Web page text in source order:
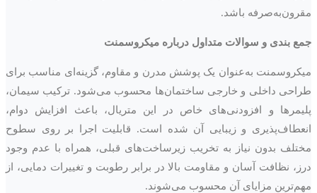
مقرون‌به‌صرفه باشد.
جمع بندی و سوالات متداول درباره میکروسمنت
میکروسمنت به‌عنوان یک پوشش مدرن و مقاوم، گزینه‌ای مناسب برای
طراحی داخلی و خارجی ساختمان‌ها محسوب می‌شود. ترکیب سیمان،
پلیمرها و افزودنی‌های خاص در این متریال، باعث افزایش دوام،
انعطاف‌پذیری و زیبایی آن شده است. قابلیت اجرا بر روی سطوح
مختلف بدون نیاز به تخریب زیرساخت‌های قبلی، همراه با عدم وجود
درز، نظافت آسان و مقاومت بالا در برابر رطوبت و تغییرات دمایی، از
مهم‌ترین مزایای آن محسوب می‌شوند.